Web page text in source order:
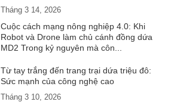
Tháng 3 14, 2026
Cuộc cách mạng nông nghiệp 4.0: Khi
Robot và Drone làm chủ cánh đồng dứa
MD2 Trong kỷ nguyên mà côn...
Từ tay trắng đến trang trại dứa triệu đô:
Sức mạnh của công nghệ cao
Tháng 3 10, 2026